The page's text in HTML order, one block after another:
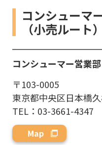
コンシューマ
（小売ルート）
コンシューマー営業部
〒103-0005
東京都中央区日本橋
TEL：03-3661-
Map